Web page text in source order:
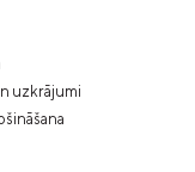
uzkrājumi